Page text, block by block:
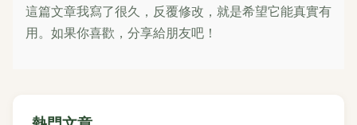
這篇文章我寫了很久，反覆修改，就是希望它能真實有
用。如果你喜歡，分享給朋友吧！